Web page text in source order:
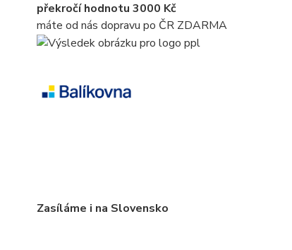
překročí hodnotu 3000 Kč
máte od nás dopravu po ČR ZDARMA
Zasíláme i na Slovensko